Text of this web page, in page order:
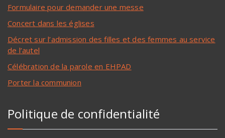
Formulaire pour demander une messe
Concert dans les églises
Décret sur l’admission des filles et des femmes au service
de l’autel
Célébration de la parole en EHPAD
Porter la communion
Politique de confidentialité